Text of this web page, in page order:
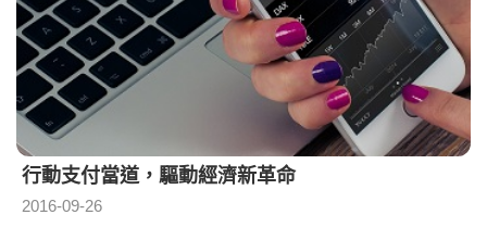
行動支付當道，驅動經濟新革命
2016-09-26